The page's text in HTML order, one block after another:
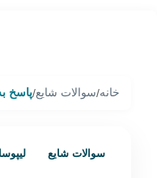
خانه/سوالات شایع/پاسخ
سوالات شایع